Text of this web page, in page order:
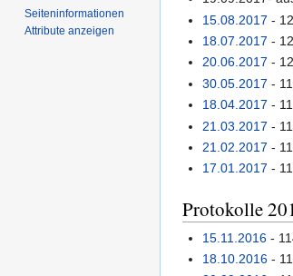
15.08.2017 -
18.07.2017 -
20.06.2017 -
30.05.2017 -
18.04.2017 -
21.03.2017 -
21.02.2017 -
17.01.2017 -
Protokolle
15.11.2016 -
18.10.2016 -
Seiten­­informationen
Attribute anzeigen